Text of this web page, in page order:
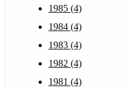
1985 (4)
1984 (4)
1983 (4)
1982 (4)
1981 (4)